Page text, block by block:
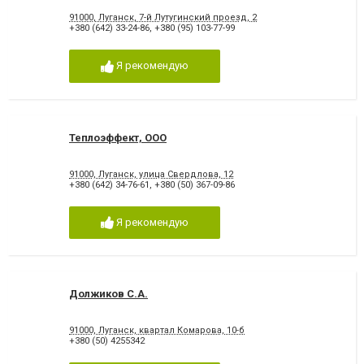
91000, Луганск, 7-й Лутугинский проезд, 2
+380 (642) 33-24-86, +380 (95) 103-77-99
Я рекомендую
Теплоэффект, ООО
91000, Луганск, улица Свердлова, 12
+380 (642) 34-76-61 , +380 (50) 367-09-86
Я рекомендую
Должиков С.А.
91000, Луганск, квартал Комарова, 10-б
+380 (50) 4255342